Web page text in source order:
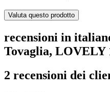
Valuta questo prodotto
recensioni in
Tovaglia, LOVELY
2 recensioni dei